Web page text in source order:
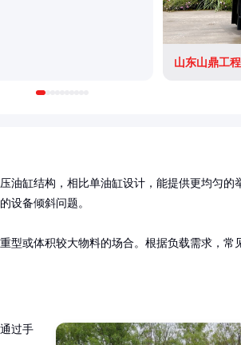
山东山鼎工
油缸结构，相比单油缸设计，能提供更均匀的
设备倾斜问题。
型或体积较大物料的场合。根据负载需求，常
过手